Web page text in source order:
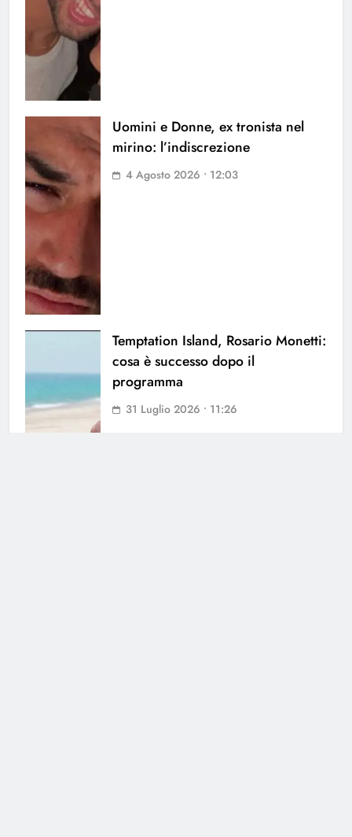
Uomini e Donne, ex tronista nel
mirino: l’indiscrezione
4 Agosto 2026 • 12:03
Temptation Island, Rosario Monetti:
cosa è successo dopo il
programma
31 Luglio 2026 • 11:26